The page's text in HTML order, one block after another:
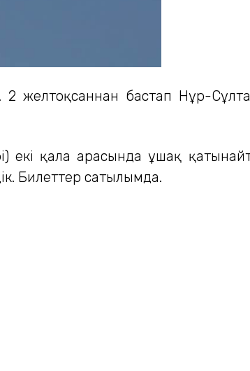
2 желтоқсаннан бастап Нұр-
екі қала арасында ұшақ
Билеттер сатылымда.